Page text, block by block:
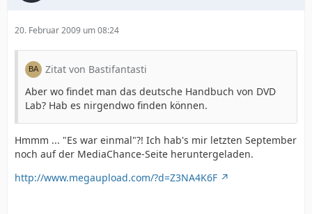
20. Februar 2009 um 08:24
Zitat von Bastifantasti
Aber wo findet man das deutsche Handbuch von DVD
Lab? Hab es nirgendwo finden können.
Hmmm ... "Es war einmal"?! Ich hab's mir letzten September
noch auf der MediaChance-Seite heruntergeladen.
http://www.megaupload.com/?d=Z3NA4K6F